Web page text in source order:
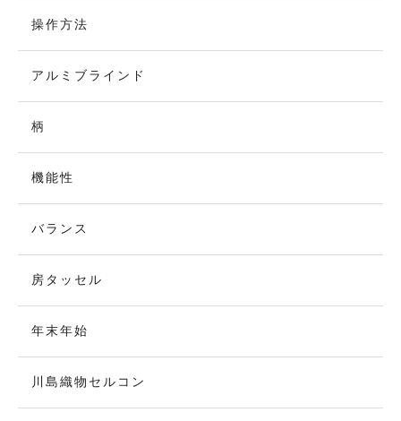
操作方法
アルミブラインド
柄
機能性
バランス
房タッセル
年末年始
川島織物セルコン